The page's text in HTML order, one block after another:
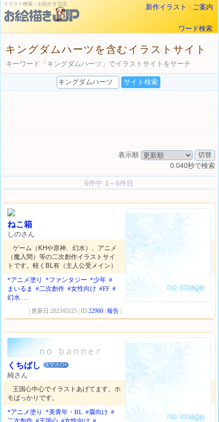
イラスト検索・お絵かき交流 新作イラスト | ご案内
ワード検索
キングダムハーツを含むイラストサイト
キーワード「キングダムハーツ」でイラストサイトをサーチ
表示順
0.040秒で検索
6件中 1～6件目
ねこ箱
しのさん
ゲーム（KHや原神、幻水）、アニメ
（魔入間）等の二次創作イラストサイ
トです。軽くBL有（主人公受メイン）
*アニメ塗り
*ファンタジー *少年 #
まいるま
#二次創作 #女性向け #FF #
幻水 ...
| 更新日:2023/03/25 | ID:22960 |報告
くちばし スマホOK
純さん
王国心中心でイラストあげてます。ホ
モばっかりです。
*アニメ塗り
*美青年・BL #腐向け #